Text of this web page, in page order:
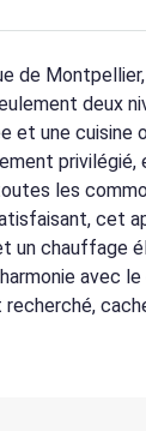
de
deux
et une cuisine
les
cet
un chauffage
avec